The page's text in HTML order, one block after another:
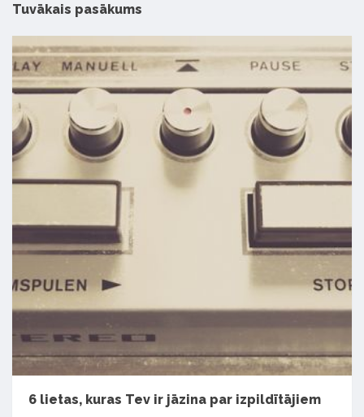
Tuvākais pasākums
6 lietas, kuras Tev ir jāzina par izpildītājiem